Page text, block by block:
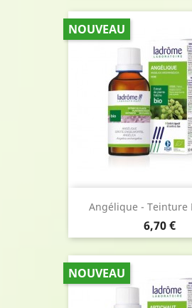
Angélique - Teinture
Prix
6,70 €
NOUVEAU
NOUVEAU